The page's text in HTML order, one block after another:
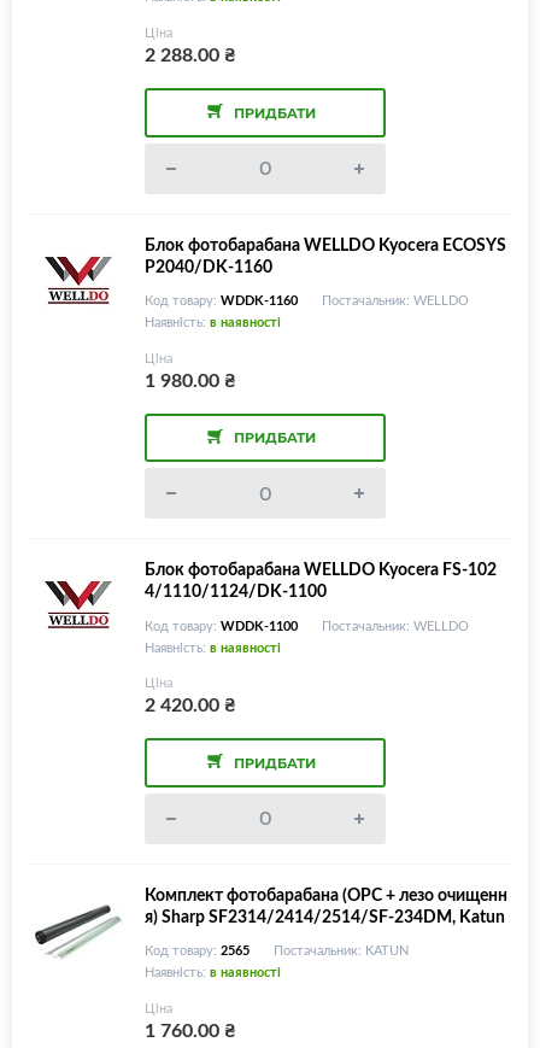
Ціна
2 288.00₴
ПРИДБАТИ
Блок фотобарабана WELLDO Kyocera ECOSYS
P2040/DK-1160
Код товару: WDDK-1160
Постачальник: WELLDO
Наявність: в наявності
Ціна
1 980.00₴
ПРИДБАТИ
Блок фотобарабана WELLDO Kyocera FS-102
4/1110/1124/DK-1100
Код товару: WDDK-1100
Постачальник: WELLDO
Наявність: в наявності
Ціна
2 420.00₴
ПРИДБАТИ
Комплект фотобарабана (OPC + лезо очищенн
я) Sharp SF2314/2414/2514/SF-234DM, Katun
Код товару: 2565
Постачальник: KATUN
Наявність: в наявності
Ціна
1 760.00₴